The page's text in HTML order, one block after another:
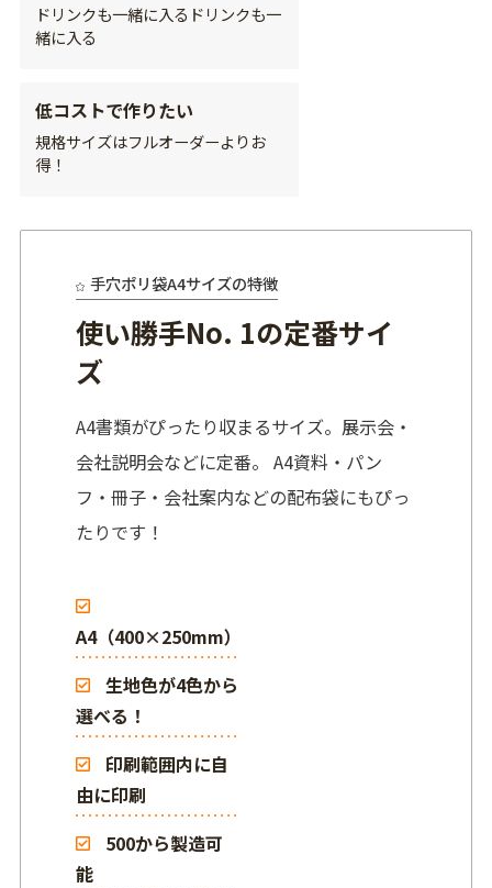
ドリンクも一緒に入るドリンクも一
緒に入る
低コストで作りたい
規格サイズはフルオーダーよりお
得！
手穴ポリ袋A4サイズの特徴
使い勝手No. 1の定番サイ
ズ
A4書類がぴったり収まるサイズ。展示会・
会社説明会などに定番。 A4資料・パン
フ・冊子・会社案内などの配布袋にもぴっ
たりです！
A4（400×250mm）
生地色が4色から
選べる！
印刷範囲内に自
由に印刷
500から製造可
能